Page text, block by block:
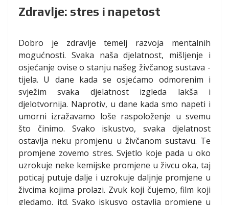
Zdravlje: stres i napetost
Dobro je zdravlje temelj razvoja mentalnih
mogućnosti. Svaka naša djelatnost, mišljenje i
osjećanje ovise o stanju našeg živčanog sustava -
tijela. U dane kada se osjećamo odmorenim i
svježim svaka djelatnost izgleda lakša i
djelotvornija. Naprotiv, u dane kada smo napeti i
umorni izražavamo loše raspoloženje u svemu
što činimo. Svako iskustvo, svaka djelatnost
ostavlja neku promjenu u živčanom sustavu. Te
promjene zovemo stres. Svjetlo koje pada u oko
uzrokuje neke kemijske promjene u živcu oka, taj
poticaj putuje dalje i uzrokuje daljnje promjene u
živcima kojima prolazi. Zvuk koji čujemo, film koji
gledamo, itd. Svako iskusvo ostavlja promjene u